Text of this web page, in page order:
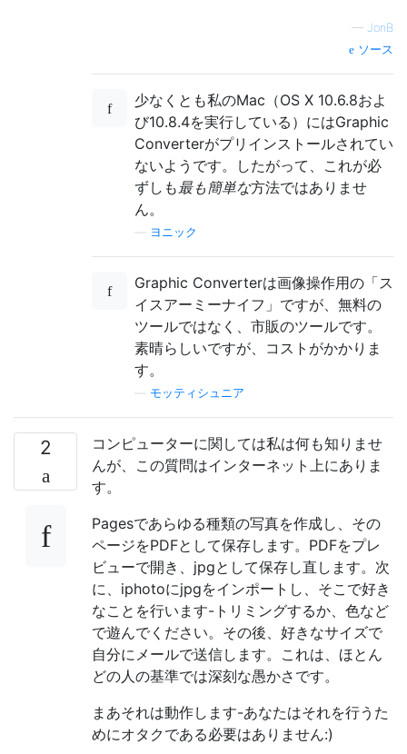
— JonB
ソース
少なくとも私のMac（OS X 10.6.8およ
び10.8.4を実行している）にはGraphic
Converterがプリインストールされてい
ないようです。したがって、これが必
ずしも 最も簡単な方法ではありませ
ん。
ヨニック
Graphic Converterは画像操作用の「ス
イスアーミーナイフ」ですが、無料の
ツールではなく、市販のツールです。
素晴らしいですが、コストがかかりま
す。
モッティシュニア
2
コンピューターに関しては私は何も知りませ
んが、この質問はインターネット上にありま
す。
Pagesであらゆる種類の写真を作成し、その
ページをPDFとして保存します。PDFをプレ
ビューで開き、jpgとして保存し直します。次
に、iphotoにjpgをインポートし、そこで好き
なことを行います-トリミングするか、色など
で遊んでください。その後、好きなサイズで
自分にメールで送信します。これは、ほとん
どの人の基準では深刻な愚かさです。
まあそれは動作します-あなたはそれを行うた
めにオタクである必要はありません:)